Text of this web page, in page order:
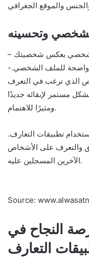
وتحسينه
– بعد إنشاء الحساب، قم بإنشاء ملف شخصي يعكس شخصيتك
وواضحة للملف الشخصي.-
الذي ترغب في التعرف
مستمر لإبقائه جديدًا
ومثيرًا للاهتمام.
تطبيقات التعارف.
والتعرف على الأشخاص
الآخرين المسجلين عليه.
Source:
النجاح في
التعارف